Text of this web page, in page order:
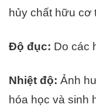
hủy chất hữu cơ
Độ đục: Do các
Nhiệt độ: Ảnh
hóa học và sinh